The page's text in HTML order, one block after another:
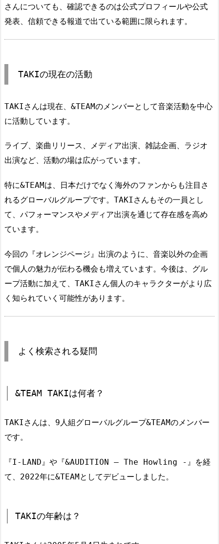
さんについても、確認できるのは公式プロフィールや公式
発表、信頼できる報道で出ている範囲に限られます。
TAKIの現在の活動
TAKIさんは現在、&TEAMのメンバーとして音楽活動を中心
に活動しています。
ライブ、楽曲リリース、メディア出演、雑誌企画、ラジオ
出演など、活動の場は広がっています。
特に&TEAMは、日本だけでなく海外のファンからも注目さ
れるグローバルグループです。TAKIさんもその一員とし
て、パフォーマンスやメディア出演を通じて存在感を高め
ています。
今回の『オレンジページ』出演のように、音楽以外の企画
で個人の魅力が伝わる機会も増えています。今後は、グル
ープ活動に加えて、TAKIさん個人のキャラクターがより広
く知られていく可能性があります。
よく検索される疑問
&TEAM TAKIは何者？
TAKIさんは、9人組グローバルグループ&TEAMのメンバー
です。
『I-LAND』や『&AUDITION – The Howling -』を経
て、2022年に&TEAMとしてデビューしました。
TAKIの年齢は？